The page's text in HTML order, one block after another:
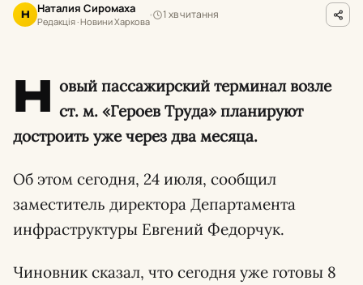
Н Наталия Сиромаха
Редакція · Новини Харкова
1 хв читання
Н овый пассажирский терминал возле
ст. м. «Героев Труда» планируют
достроить уже через два месяца.
Об этом сегодня, 24 июля, сообщил
заместитель директора Департамента
инфраструктуры Евгений Федорчук.
Чиновник сказал, что сегодня уже готовы 8